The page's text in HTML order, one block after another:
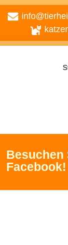
Besuchen
Facebook!